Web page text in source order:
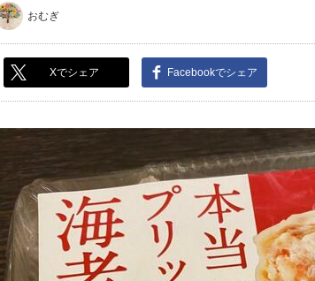
おむぎ
Xでシェア Facebookでシェア